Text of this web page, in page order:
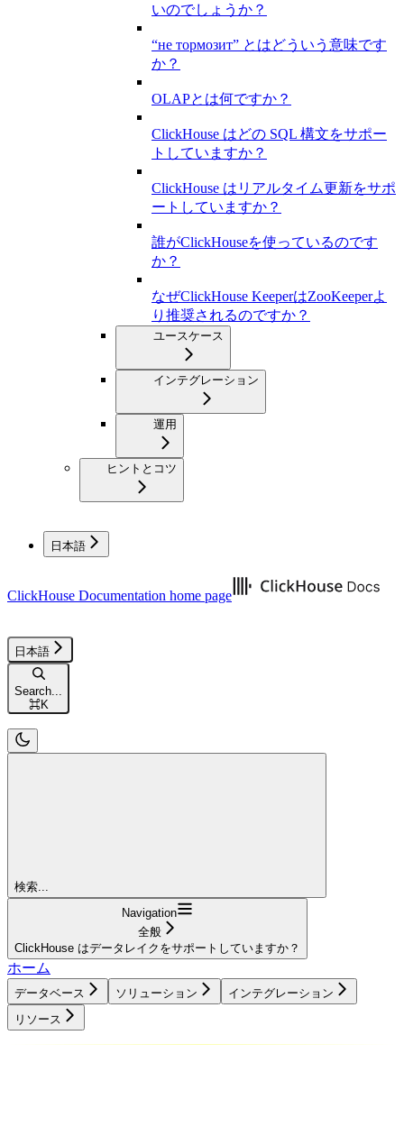
いのでしょうか？
“не тормозит” とはどういう意味です
か？
OLAPとは何ですか？
ClickHouse はどの SQL 構文をサポー
トしていますか？
ClickHouse はリアルタイム更新をサポ
ートしていますか？
誰がClickHouseを使っているのです
か？
なぜClickHouse KeeperはZooKeeperよ
り推奨されるのですか？
ユースケース
インテグレーション
運用
ヒントとコツ
日本語
ClickHouse Documentation home page
日本語
Search...
⌘K
検索...
Navigation
全般
ClickHouse はデータレイクをサポートしていますか？
ホーム
データベース ソリューション
インテグレーション
リソース